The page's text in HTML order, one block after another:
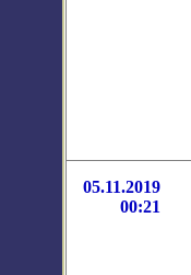
05.11.2019
00:21